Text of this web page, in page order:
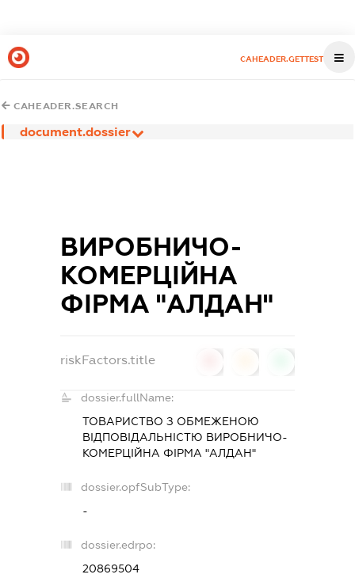
CAHEADER.GETTEST
CAHEADER.SEARCH
document.dossier
ВИРОБНИЧО-
КОМЕРЦІЙНА
ФІРМА "АЛДАН"
riskFactors.title
dossier.fullName:
ТОВАРИСТВО З ОБМЕЖЕНОЮ
ВІДПОВІДАЛЬНІСТЮ ВИРОБНИЧО-
КОМЕРЦІЙНА ФІРМА "АЛДАН"
dossier.opfSubType:
-
dossier.edrpo:
20869504